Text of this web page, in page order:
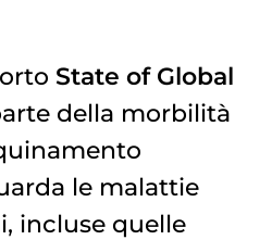
State of Global
della morbilità
le malattie
incluse quelle